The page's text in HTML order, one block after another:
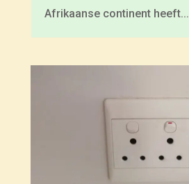
Afrikaanse continent heeft...